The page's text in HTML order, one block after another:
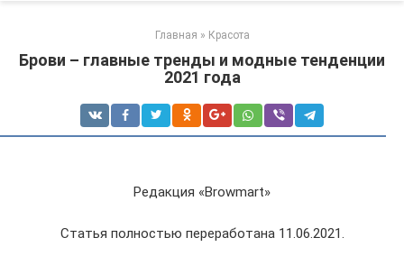
Главная » Красота
Брови – главные тренды и модные тенденции
2021 года
Редакция «Browmart»
Статья полностью переработана 11.06.2021.